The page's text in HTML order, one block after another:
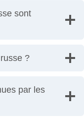
sont
?
par les